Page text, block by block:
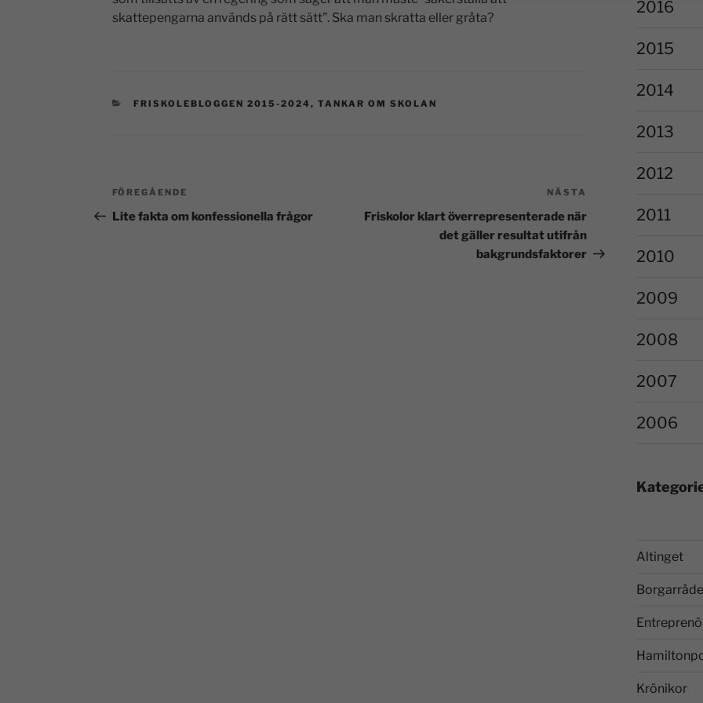
skattepengarna används på rätt sätt”. Ska man skratta eller gråta?
FRISKOLEBLOGGEN 2015-2024, TANKAR OM SKOLAN
FÖREGÅENDE
Lite fakta om konfessionella frågor
NÄSTA
Friskolor klart överrepresenterade när
det gäller resultat utifrån
bakgrundsfaktorer
2016
2015
2014
2013
2012
2011
2010
2009
2008
2007
2006
Altinget
Krönikor